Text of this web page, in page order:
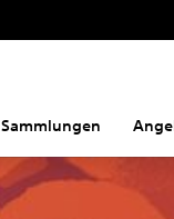
Sammlungen